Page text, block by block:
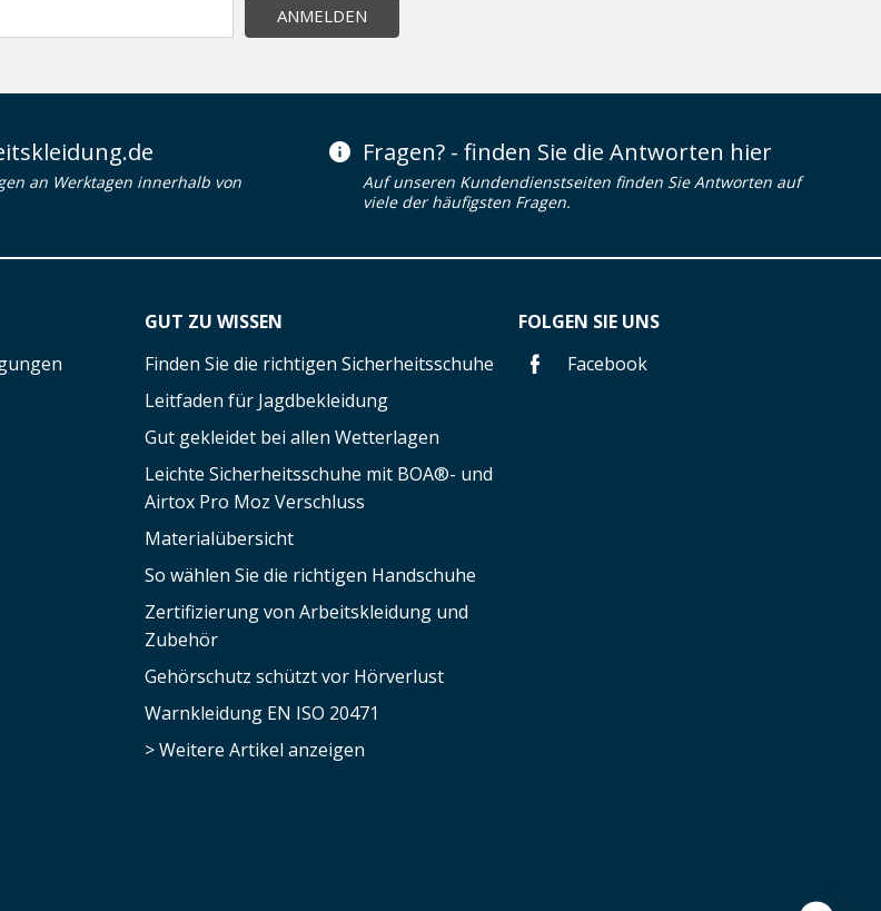
ANMELDEN
an Werktagen innerhalb von
Fragen? - finden Sie die Antworten hier
Auf unseren Kundendienstseiten finden Sie Antworten auf
viele der häufigsten Fragen.
GUT ZU WISSEN
Finden Sie die richtigen Sicherheitsschuhe
Leitfaden für Jagdbekleidung
Gut gekleidet bei allen Wetterlagen
Leichte Sicherheitsschuhe mit BOA®- und
Airtox Pro Moz Verschluss
Materialübersicht
So wählen Sie die richtigen Handschuhe
Zertifizierung von Arbeitskleidung und
Zubehör
Gehörschutz schützt vor Hörverlust
Warnkleidung EN ISO 20471
> Weitere Artikel anzeigen
FOLGEN SIE UNS
Facebook